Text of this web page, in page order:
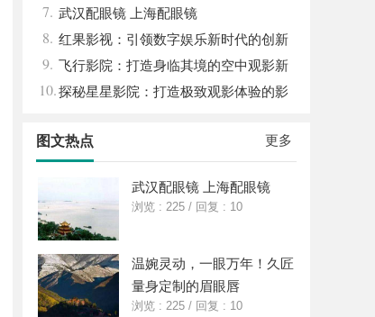
7. 武汉配眼镜 上海配眼镜
8. 红果影视：引领数字娱乐新时代的创新
力量
9. 飞行影院：打造身临其境的空中观影新
体验
10.探秘星星影院：打造极致观影体验的影
更多
图文热点
武汉配眼镜 上海配眼镜
浏览 : 225 / 回复 : 10
温婉灵动，一眼万年！久匠
量身定制的眉眼唇
浏览 : 225 / 回复 : 10